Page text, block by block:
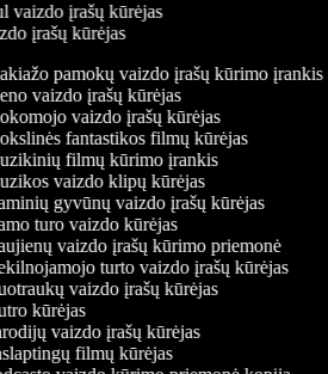
vaizdo įrašų kūrėjas
įrašų kūrėjas
pamokų vaizdo įrašų kūrimo įrankis
vaizdo įrašų kūrėjas
vaizdo įrašų kūrėjas
fantastikos filmų kūrėjas
filmų kūrimo įrankis
vaizdo klipų kūrėjas
gyvūnų vaizdo įrašų kūrėjas
turo vaizdo kūrėjas
vaizdo įrašų kūrimo priemonė
turto vaizdo įrašų kūrėjas
vaizdo įrašų kūrėjas
kūrėjas
vaizdo įrašų kūrėjas
filmų kūrėjas